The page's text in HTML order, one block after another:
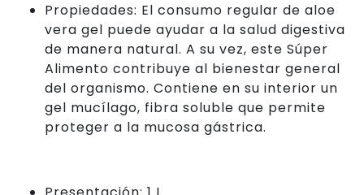
Propiedades: El consumo regular de aloe
vera gel puede ayudar a la salud digestiva
de manera natural. A su vez, este Súper
Alimento contribuye al bienestar general
del organismo. Contiene en su interior un
gel mucílago, fibra soluble que permite
proteger a la mucosa gástrica.